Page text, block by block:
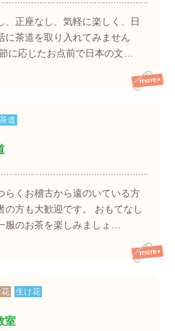
、正座なし、気軽に楽しく、日
に茶道を取り入れてみません
に応じたお点前で日本の文…
茶道
らくお稽古から遠のいている方
の方も大歓迎です。 おもてなし
服のお茶を楽しみましょ…
花 生け花
室